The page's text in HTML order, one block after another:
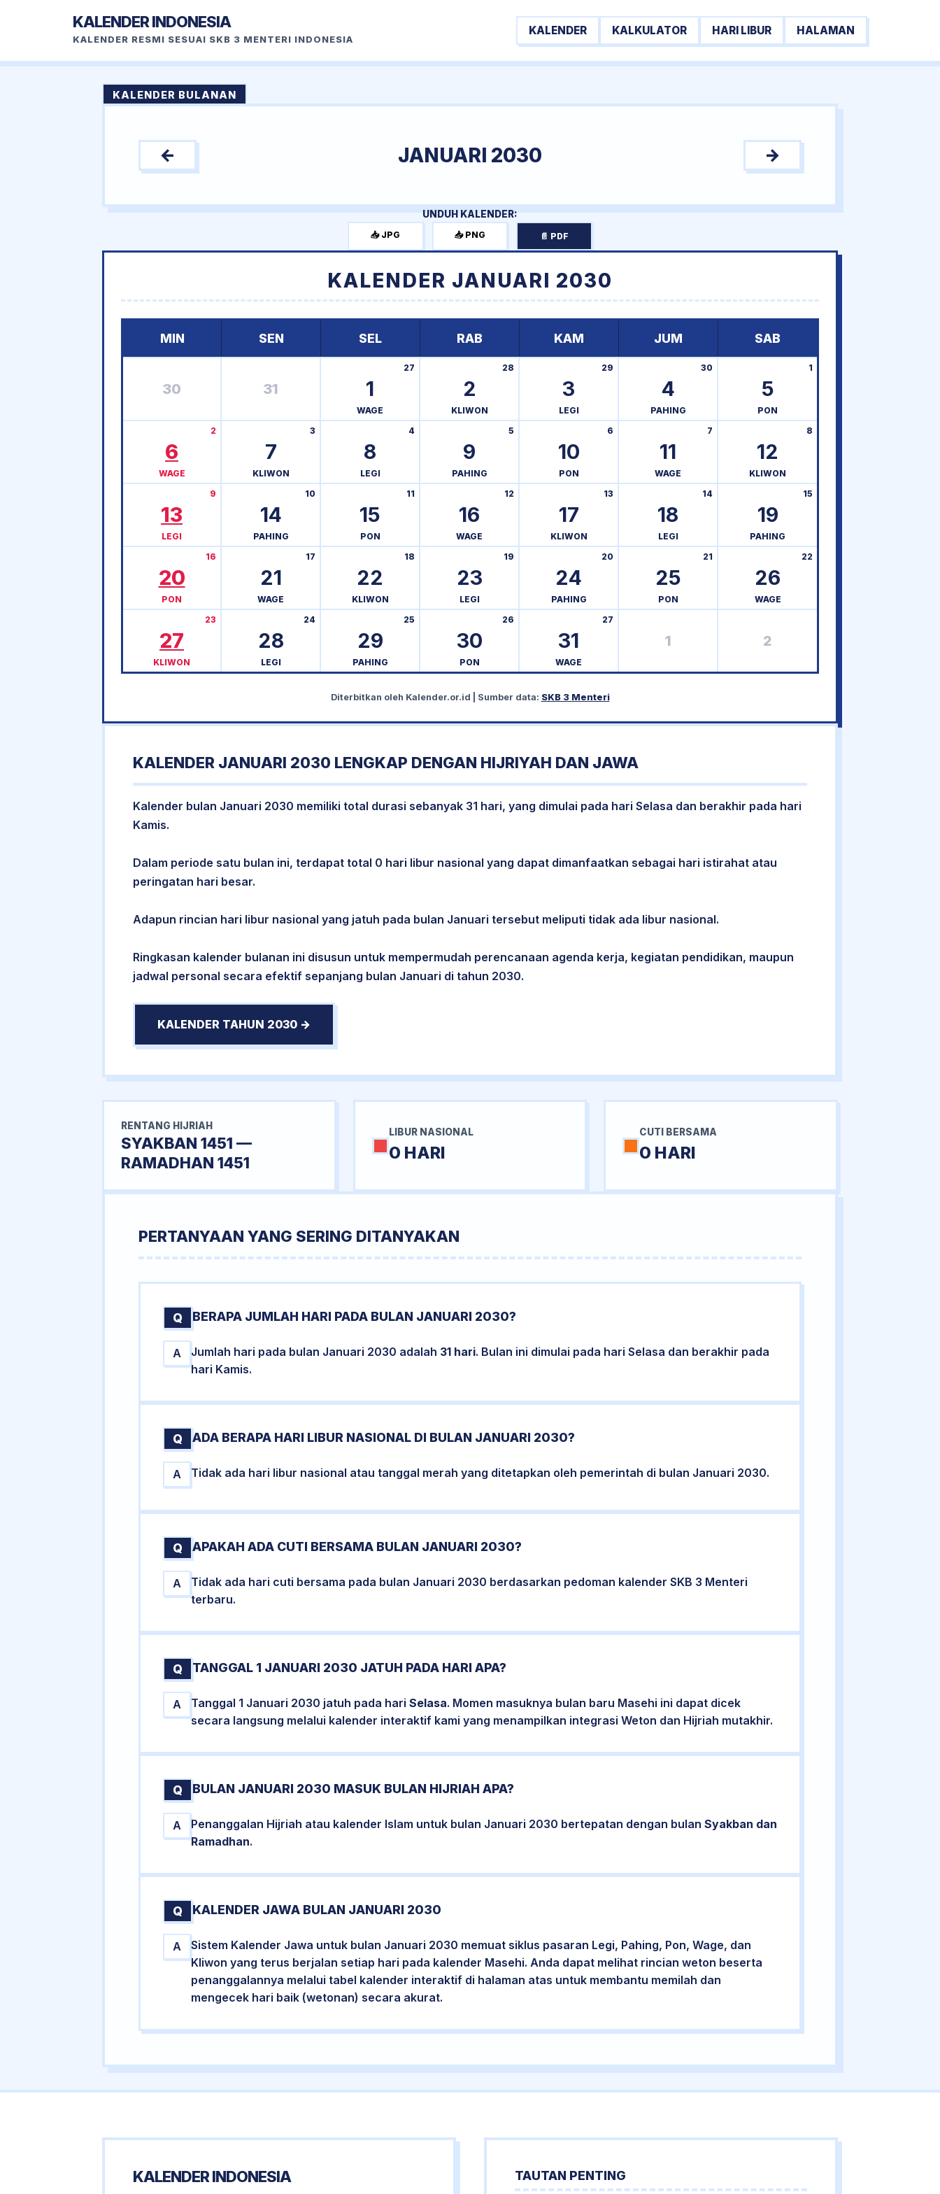
KALENDER INDONESIA
KALENDER RESMI SESUAI SKB 3 MENTERI INDONESIA
KALENDER KALKULATOR HARI LIBUR HALAMAN
KALENDER BULANAN
← JANUARI 2030 →
UNDUH KALENDER:
📥 JPG 📥 PNG 📄 PDF
KALENDER JANUARI 2030
MIN SEN SEL RAB KAM JUM SAB
30 31 1
27
WAGE
2
28
KLIWON
3
29
LEGI
4
30
PAHING
5
1
PON
6
2
WAGE
7
3
KLIWON
8
4
LEGI
9
5
PAHING
10
6
PON
11
7
WAGE
12
8
KLIWON
13
9
LEGI
14
10
PAHING
15
11
PON
16
12
WAGE
17
13
KLIWON
18
14
LEGI
19
15
PAHING
20
16
PON
21
17
WAGE
22
18
KLIWON
23
19
LEGI
24
20
PAHING
25
21
PON
26
22
WAGE
27
23
KLIWON
28
24
LEGI
29
25
PAHING
30
26
PON
31
27
WAGE
1 2
Diterbitkan oleh Kalender.or.id | Sumber data: SKB 3 Menteri
KALENDER JANUARI 2030 LENGKAP DENGAN HIJRIYAH DAN JAWA
Kalender bulan Januari 2030 memiliki total durasi sebanyak 31 hari, yang dimulai pada hari Selasa dan berakhir pada hari
Kamis.
Dalam periode satu bulan ini, terdapat total 0 hari libur nasional yang dapat dimanfaatkan sebagai hari istirahat atau
peringatan hari besar.
Adapun rincian hari libur nasional yang jatuh pada bulan Januari tersebut meliputi tidak ada libur nasional.
Ringkasan kalender bulanan ini disusun untuk mempermudah perencanaan agenda kerja, kegiatan pendidikan, maupun
jadwal personal secara efektif sepanjang bulan Januari di tahun 2030.
KALENDER TAHUN 2030 →
RENTANG HIJRIAH
SYAKBAN 1451 —
RAMADHAN 1451
LIBUR NASIONAL
0 HARI
CUTI BERSAMA
0 HARI
PERTANYAAN YANG SERING DITANYAKAN
Q BERAPA JUMLAH HARI PADA BULAN JANUARI 2030?
A Jumlah hari pada bulan Januari 2030 adalah 31 hari. Bulan ini dimulai pada hari Selasa dan berakhir pada
hari Kamis.
Q ADA BERAPA HARI LIBUR NASIONAL DI BULAN JANUARI 2030?
A Tidak ada hari libur nasional atau tanggal merah yang ditetapkan oleh pemerintah di bulan Januari 2030.
Q APAKAH ADA CUTI BERSAMA BULAN JANUARI 2030?
A
Tidak ada hari cuti bersama pada bulan Januari 2030 berdasarkan pedoman kalender SKB 3 Menteri
terbaru.
Q TANGGAL 1 JANUARI 2030 JATUH PADA HARI APA?
A Tanggal 1 Januari 2030 jatuh pada hari Selasa. Momen masuknya bulan baru Masehi ini dapat dicek
secara langsung melalui kalender interaktif kami yang menampilkan integrasi Weton dan Hijriah mutakhir.
Q BULAN JANUARI 2030 MASUK BULAN HIJRIAH APA?
A Penanggalan Hijriah atau kalender Islam untuk bulan Januari 2030 bertepatan dengan bulan Syakban dan
Ramadhan.
Q KALENDER JAWA BULAN JANUARI 2030
A
Sistem Kalender Jawa untuk bulan Januari 2030 memuat siklus pasaran Legi, Pahing, Pon, Wage, dan
Kliwon yang terus berjalan setiap hari pada kalender Masehi. Anda dapat melihat rincian weton beserta
penanggalannya melalui tabel kalender interaktif di halaman atas untuk membantu memilah dan
mengecek hari baik (wetonan) secara akurat.
KALENDER INDONESIA TAUTAN PENTING